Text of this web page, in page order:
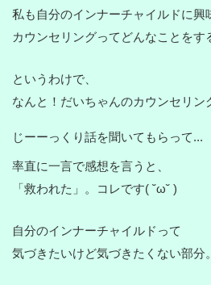
私も自分のインナーチャイルドに興
カウンセリングってどんなことをす
というわけで、
なんと！だいちゃんのカウンセリン
じーーっくり話を聞いてもらって...
率直に一言で感想を言うと、
「救われた」。コレです( ˘ω˘ )
自分のインナーチャイルドって
気づきたいけど気づきたくない部分。